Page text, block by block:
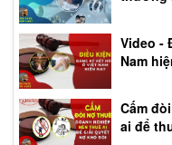
Video -
Nam
Cấm
ai để